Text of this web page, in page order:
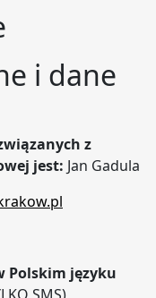
i dane
z
jest: Jan Gadula
Polskim języku